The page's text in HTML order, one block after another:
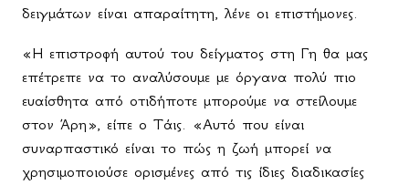
δειγμάτων είναι απαραίτητη, λένε οι επιστήμονες.
«Η επιστροφή αυτού του δείγματος στη Γη θα μας
επέτρεπε να το αναλύσουμε με όργανα πολύ πιο
ευαίσθητα από οτιδήποτε μπορούμε να στείλουμε
στον Άρη», είπε ο Τάις. «Αυτό που είναι
συναρπαστικό είναι το πώς η ζωή μπορεί να
χρησιμοποιούσε ορισμένες από τις ίδιες διαδικασίες